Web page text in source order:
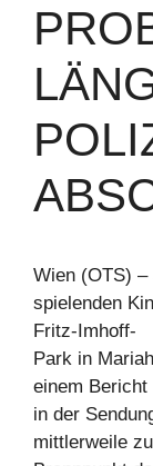
Wien (OTS)
spielenden
Fritz-Imhoff-
Park in
einem Bericht
in der
mittlerweile